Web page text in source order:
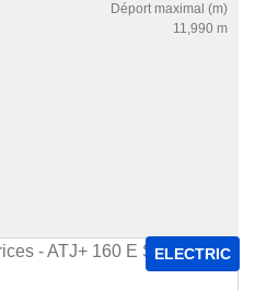
Déport maximal (m)
11,990 m
ELECTRIC